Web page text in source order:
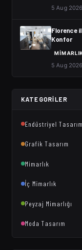
5 Aug
Florence
Konfor
5 Aug
KATEGORILER
Endüstriyel Tasarım
Grafik Tasarım
Mimarlık
İç Mimarlık
Peyzaj Mimarlığı
Moda Tasarım